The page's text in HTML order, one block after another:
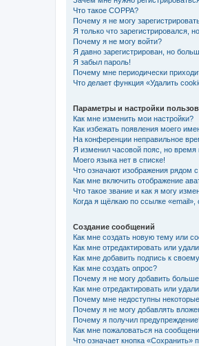
Что такое COPPA?
Почему я не могу
Я только что зарегистрировался,
Почему я не могу войти?
Я давно зарегистрирован, но
Я забыл пароль!
Почему мне периодически
Что делает функция «Удалить
Параметры и настройки
Как мне изменить мои настройки?
Как избежать появления моего
На конференции неправильное
Я изменил часовой пояс, но время
Моего языка нет в списке!
Что означают изображения рядом
Как мне включить отображение
Что такое звание и как я могу
Когда я щёлкаю по ссылке
Создание сообщений
Как мне создать новую тему или
Как мне отредактировать или
Как мне добавить подпись к
Как мне создать опрос?
Почему я не могу добавить больше
Как мне отредактировать или
Почему мне недоступны
Почему я не могу добавлять
Почему я получил
Как мне пожаловаться на
Что означает кнопка «Сохранить»